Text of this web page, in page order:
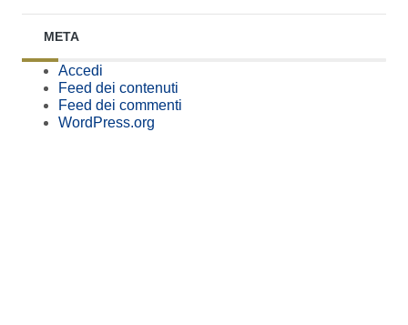
META
Accedi
Feed dei contenuti
Feed dei commenti
WordPress.org